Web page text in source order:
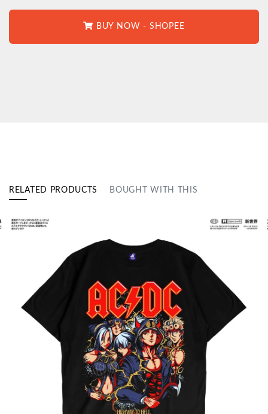
BUY NOW - SHOPEE
RELATED PRODUCTS BOUGHT WITH THIS